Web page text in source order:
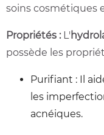
soins cosmétiques
Propriétés : L'
possède les
Purifiant : Il
les
acnéiques.